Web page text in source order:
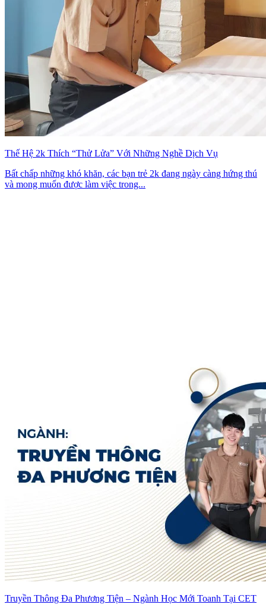
Thế Hệ 2k Thích “Thử Lửa” Với Những Nghề Dịch Vụ
Bất chấp những khó khăn, các bạn trẻ 2k đang ngày càng hứng thú
và mong muốn được làm việc trong...
Truyền Thông Đa Phương Tiện – Ngành Học Mới Toanh Tại CET